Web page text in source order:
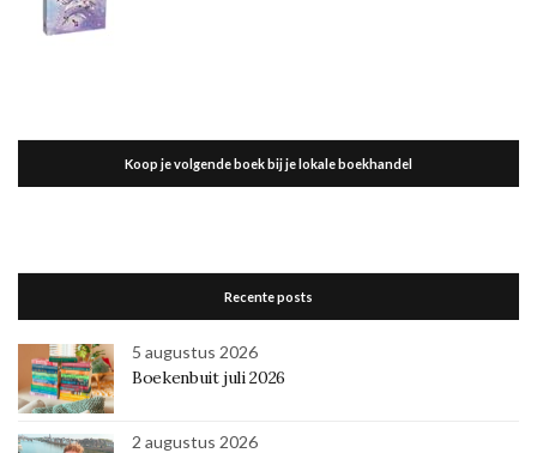
Koop je volgende boek bij je lokale boekhandel
Recente posts
5 augustus 2026
Boekenbuit juli 2026
2 augustus 2026